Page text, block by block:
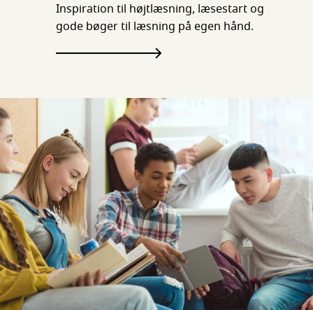
Inspiration til højtlæsning, læsestart og
gode bøger til læsning på egen hånd.